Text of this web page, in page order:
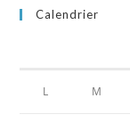
Calendrier
L M